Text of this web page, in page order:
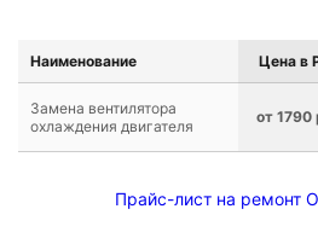
Наименование Цена в
Замена вентилятора
охлаждения двигателя
от 1790
Прайс-лист на ремонт